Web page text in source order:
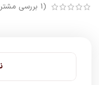
(
1 بررسی